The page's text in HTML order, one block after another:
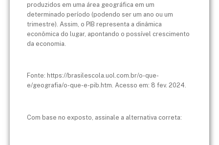
produzidos em uma área geográfica em um
determinado período (podendo ser um ano ou um
trimestre). Assim, o PIB representa a dinâmica
econômica do lugar, apontando o possível crescimento
da economia.
Fonte: https://brasilescola.uol.com.br/o-que-
e/geografia/o-que-e-pib.htm. Acesso em: 8 fev. 2024.
Com base no exposto, assinale a alternativa correta: